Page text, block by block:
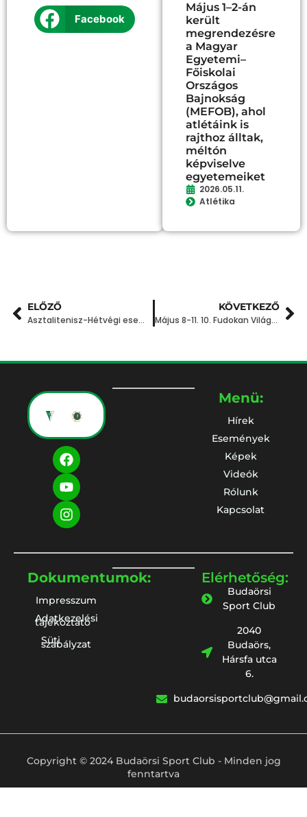
Facebook
Május 1–2-án
került
megrendezésre
a Magyar
Egyetemi–
Főiskolai
Országos
Bajnokság
(MEFOB), ahol
atlétáink is
rajthoz álltak,
méltón
képviselve
egyetemeiket
2026.05.11.
Atlétika
ELŐZŐ
Asztalitenisz-Hétvégi eseményeink
KÖVETKEZŐ
Május 8-11. 10. Fudokan Világbajnokság, Lengyelország, Pulawy
Menü:
Hírek
Események
Képek
Videók
Rólunk
Kapcsolat
Dokumentumok:
Impresszum
Adatkezelési
tájékoztató
Süti
szabályzat
Elérhetőség:
Budaörsi
Sport Club
2040
Budaörs,
Hársfa utca
6.
Copyright © 2024 Budaörsi Sport Club - Minden jog
fenntartva